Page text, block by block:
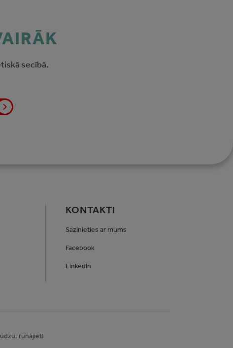
secībā.
KONTAKTI
Sazinieties ar mums
Facebook
LinkedIn
runājiet!